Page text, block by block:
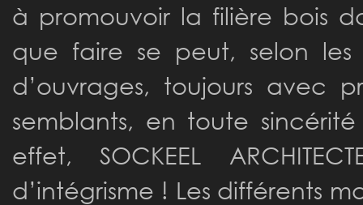
à promouvoir la filière bois
que faire se peut, selon
d’ouvrages, toujours avec
semblants, en toute
effet, SOCKEEL
d’intégrisme ! Les différents